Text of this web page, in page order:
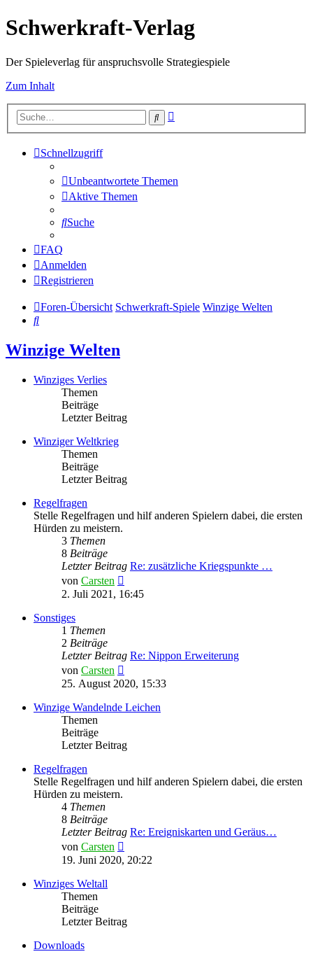
Schwerkraft-Verlag
Der Spieleverlag für anspruchsvolle Strategiespiele
Zum Inhalt
Suche
Schnellzugriff
Unbeantwortete Themen
Aktive Themen
Suche
FAQ
Anmelden
Registrieren
Foren-Übersicht Schwerkraft-Spiele Winzige Welten
Suche
Winzige Welten
Winziges Verlies
Themen
Beiträge
Letzter Beitrag
Winziger Weltkrieg
Themen
Beiträge
Letzter Beitrag
Regelfragen
Stelle Regelfragen und hilf anderen Spielern dabei, die ersten
Hürden zu meistern.
3 Themen
8 Beiträge
Letzter Beitrag Re: zusätzliche Kriegspunkte …
von Carsten
Beitrag
2. Juli 2021, 16:45
Sonstiges
1 Themen
2 Beiträge
Letzter Beitrag Re: Nippon Erweiterung
von Carsten
Beitrag
25. August 2020, 15:33
Winzige Wandelnde Leichen
Themen
Beiträge
Letzter Beitrag
Regelfragen
Stelle Regelfragen und hilf anderen Spielern dabei, die ersten
Hürden zu meistern.
4 Themen
8 Beiträge
Letzter Beitrag Re: Ereigniskarten und Geräus…
von Carsten
Beitrag
19. Juni 2020, 20:22
Winziges Weltall
Themen
Beiträge
Letzter Beitrag
Downloads